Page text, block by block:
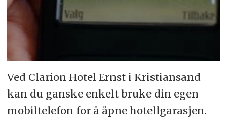
Ved Cla­ri­on Ho­tel Ernst i Kris­tian­sand
kan du gan­ske en­kelt bru­ke din egen
mo­bil­te­le­fon for å åpne ho­tell­ga­ra­sjen.